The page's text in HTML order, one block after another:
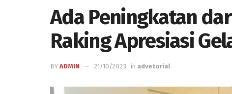
Ada Peningkatan
Raking Apresiasi
BY ADMIN 21/10/2023 in advetorial